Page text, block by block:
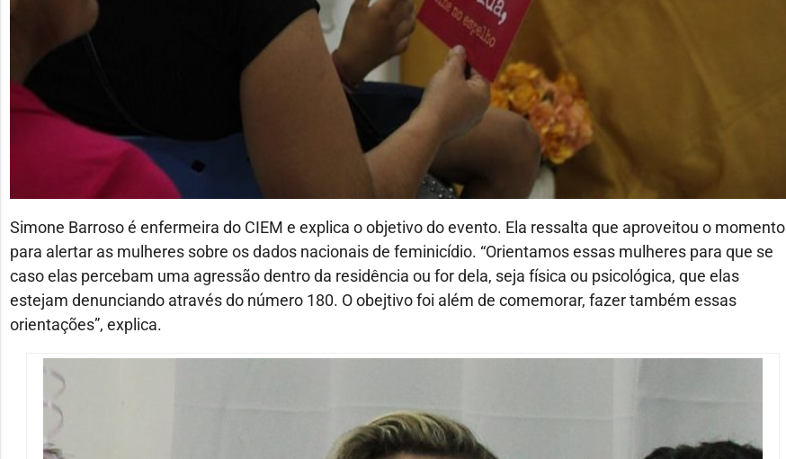
Simone Barroso é enfermeira do CIEM e explica o objetivo do evento. Ela ressalta que aproveitou o momento
para alertar as mulheres sobre os dados nacionais de feminicídio. “Orientamos essas mulheres para que se
caso elas percebam uma agressão dentro da residência ou for dela, seja física ou psicológica, que elas
estejam denunciando através do número 180. O obejtivo foi além de comemorar, fazer também essas
orientações”, explica.